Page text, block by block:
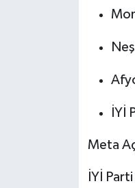
İYİ
Meta
İYİ